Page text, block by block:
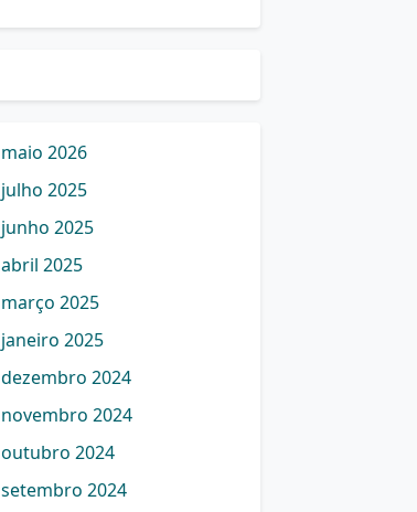
maio 2026
julho 2025
junho 2025
abril 2025
março 2025
janeiro 2025
dezembro 2024
novembro 2024
outubro 2024
setembro 2024